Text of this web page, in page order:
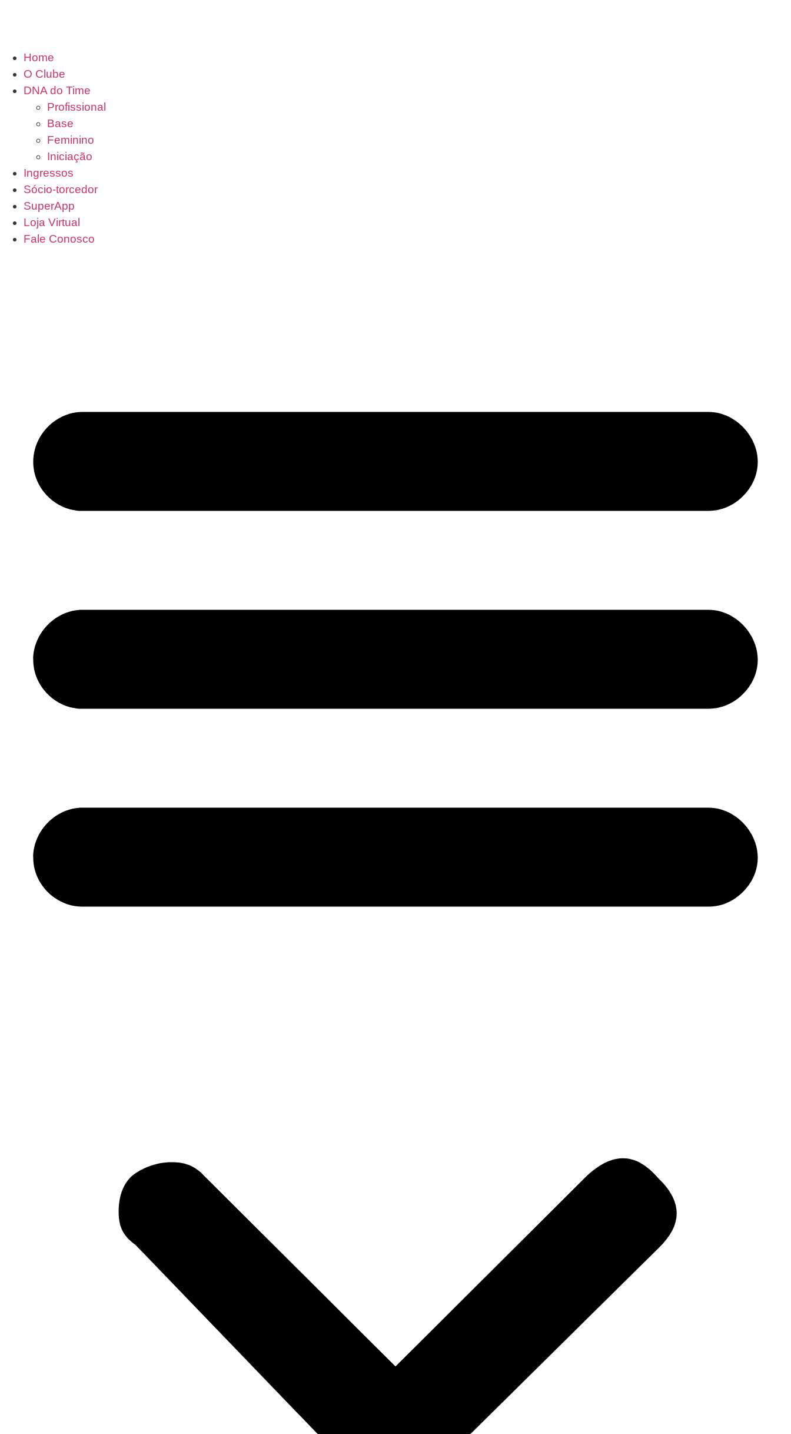
Home
O Clube
DNA do Time
Profissional
Base
Feminino
Iniciação
Ingressos
Sócio-torcedor
SuperApp
Loja Virtual
Fale Conosco